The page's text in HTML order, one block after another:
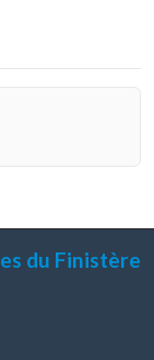
du Finistère